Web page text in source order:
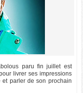
paru fin juillet est
livrer ses impressions
et parler de son prochain